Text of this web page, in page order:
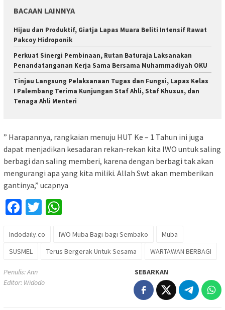
BACAAN LAINNYA
Hijau dan Produktif, Giatja Lapas Muara Beliti Intensif Rawat
Pakcoy Hidroponik
Perkuat Sinergi Pembinaan, Rutan Baturaja Laksanakan
Penandatanganan Kerja Sama Bersama Muhammadiyah OKU
Tinjau Langsung Pelaksanaan Tugas dan Fungsi, Lapas Kelas
I Palembang Terima Kunjungan Staf Ahli, Staf Khusus, dan
Tenaga Ahli Menteri
” Harapannya, rangkaian menuju HUT Ke – 1 Tahun ini juga
dapat menjadikan kesadaran rekan-rekan kita IWO untuk saling
berbagi dan saling memberi, karena dengan berbagi tak akan
mengurangi apa yang kita miliki. Allah Swt akan memberikan
gantinya,” ucapnya
Facebook
Twitter
Indodaily.co IWO Muba Bagi-bagi Sembako
Muba
SUSMEL
Terus Bergerak Untuk Sesama WARTAWAN BERBAGI
Penulis: Ann
Editor: Widodo
SEBARKAN